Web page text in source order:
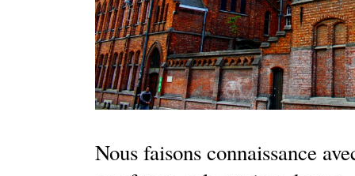
Nous faisons connaissance